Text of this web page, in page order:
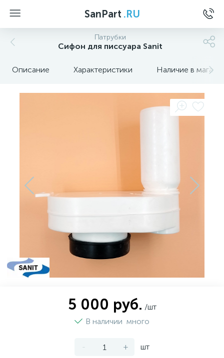
SanPart .RU
Патрубки
Сифон для писсуара Sanit
Описание Характеристики Наличие в
5 000 руб. /шт
В наличии много
- + шт